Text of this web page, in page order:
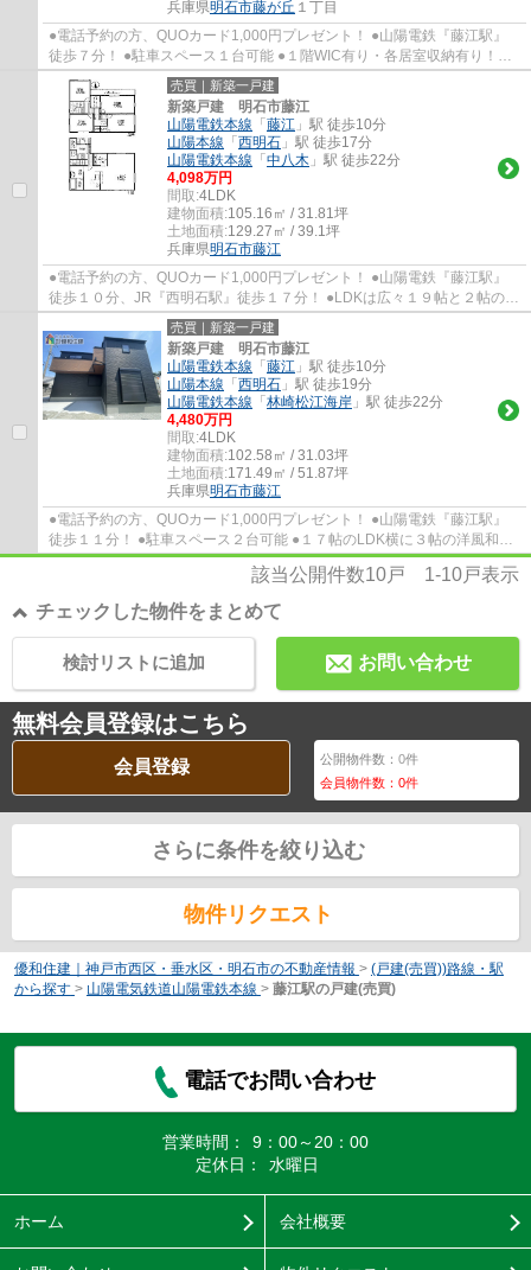
兵庫県明石市藤が丘 １丁目
●電話予約の方、QUOカード1,000円プレゼント！ ●山陽電鉄『藤江駅』
徒歩７分！ ●駐車スペース１台可能 ●１階WIC有り・各居室収納有り！収
納には困りません ●バルコニー２か所でお洗濯...
売買｜新築一戸建
新築戸建 明石市藤江
山陽電鉄本線 「藤江 」駅 徒歩10分
山陽本線 「西明石 」駅 徒歩17分
山陽電鉄本線 「中八木 」駅 徒歩22分
4,098万円
間取:4LDK
建物面積:105.16㎡ / 31.81坪
土地面積:129.27㎡ / 39.1坪
兵庫県明石市藤江
●電話予約の方、QUOカード1,000円プレゼント！ ●山陽電鉄『藤江駅』
徒歩１０分、JR『西明石駅』徒歩１７分！ ●LDKは広々１９帖と２帖のフ
リースペースが有ります ●駐車スペースは並列...
売買｜新築一戸建
新築戸建 明石市藤江
山陽電鉄本線 「藤江 」駅 徒歩10分
山陽本線 「西明石 」駅 徒歩19分
山陽電鉄本線 「林崎松江海岸 」駅 徒歩22分
4,480万円
間取:4LDK
建物面積:102.58㎡ / 31.03坪
土地面積:171.49㎡ / 51.87坪
兵庫県明石市藤江
●電話予約の方、QUOカード1,000円プレゼント！ ●山陽電鉄『藤江駅』
徒歩１１分！ ●駐車スペース２台可能 ●１７帖のLDK横に３帖の洋風和室
有り！お子様のスペースにもご利用いただけま...
該当公開件数10戸 1-10戸表示
チェックした物件をまとめて
お問い合わせ
検討リストに追加
無料会員登録はこちら
会員登録 公開物件数：0件
会員物件数：0件
さらに条件を絞り込む
物件リクエスト
優和住建｜神戸市西区・垂水区・明石市の不動産情報 > (戸建(売買))路線・駅
から探す > 山陽電気鉄道山陽電鉄本線 > 藤江駅の戸建(売買)
電話でお問い合わせ
営業時間：
9：00～20：00
定休日：
水曜日
ホーム 会社概要